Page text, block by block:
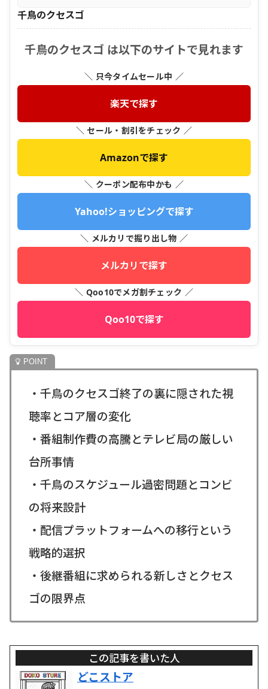
千鳥のクセスゴ
千鳥のクセスゴ は以下のサイトで見れます
＼ 只今タイムセール中 ／
楽天で探す
＼ セール・割引をチェック ／
Amazonで探す
＼ クーポン配布中かも ／
Yahoo!ショッピングで探す
＼ メルカリで掘り出し物 ／
メルカリで探す
＼ Qoo10でメガ割チェック ／
Qoo10で探す
・千鳥のクセスゴ終了の裏に隠された視
聴率とコア層の変化
・番組制作費の高騰とテレビ局の厳しい
台所事情
・千鳥のスケジュール過密問題とコンビ
の将来設計
・配信プラットフォームへの移行という
戦略的選択
・後継番組に求められる新しさとクセス
ゴの限界点
この記事を書いた人
どこストア